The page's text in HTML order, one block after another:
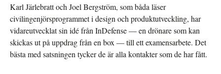
Karl Järlebratt och Joel Bergström, som båda läser
civilingenjörsprogrammet i design och produktutveckling, har
vidareutvecklat sin idé från InDefense — en drönare som kan
skickas ut på uppdrag från en box — till ett examensarbete. Det
bästa med satsningen tycker de är alla kontakter som de har fått.